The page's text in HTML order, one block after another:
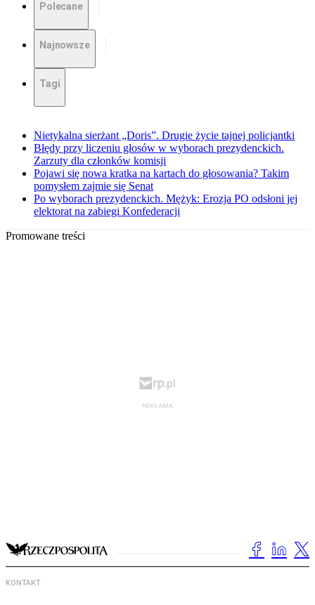
Polecane
Najnowsze
Tagi
Nietykalna sierżant „Doris”. Drugie życie tajnej policjantki
Błędy przy liczeniu głosów w wyborach prezydenckich.
Zarzuty dla członków komisji
Pojawi się nowa kratka na kartach do głosowania? Takim
pomysłem zajmie się Senat
Po wyborach prezydenckich. Mężyk: Erozja PO odsłoni jej
elektorat na zabiegi Konfederacji
Promowane treści
KONTAKT